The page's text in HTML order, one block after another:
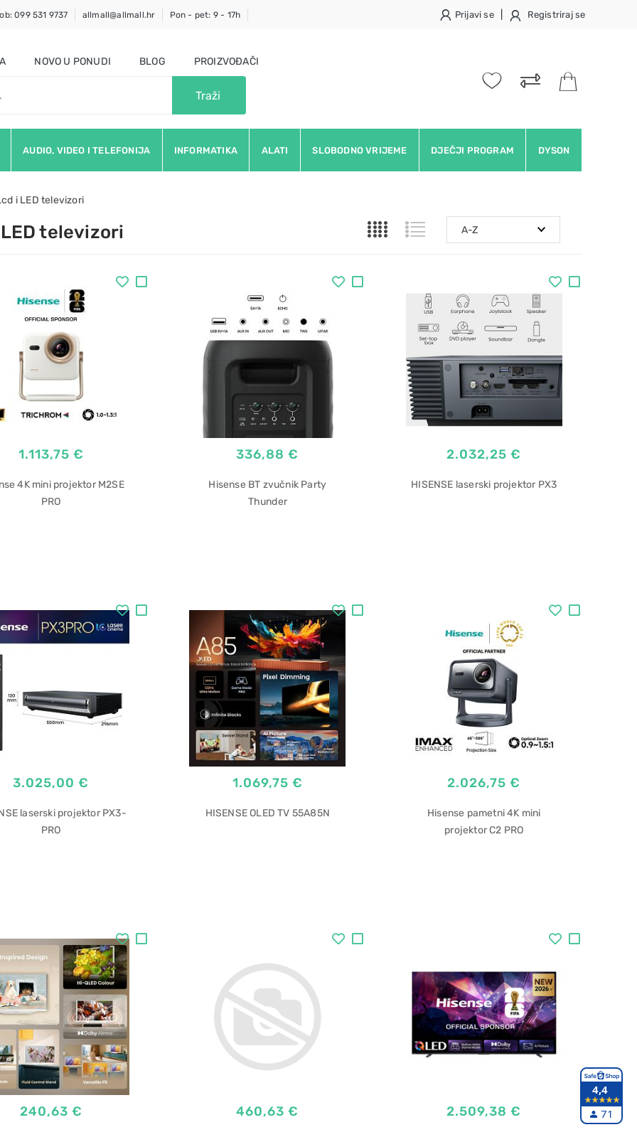
099 531 9737 allmall@allmall.hr Pon - pet: 9 - 17h Prijavi se Registriraj se
NOVO U PONUDI BLOG PROIZVOĐAČI
Traži
AUDIO, VIDEO I TELEFONIJA INFORMATIKA ALATI SLOBODNO VRIJEME DJEČJI PROGRAM DYSON
i LED televizori
televizori
1.113,75 €
4K mini projektor M2SE
PRO
336,88 €
Hisense BT zvučnik Party
Thunder
2.032,25 €
HISENSE laserski projektor PX3
3.025,00 €
laserski projektor PX3-
PRO
1.069,75 €
HISENSE OLED TV 55A85N
2.026,75 €
Hisense pametni 4K mini
projektor C2 PRO
240,63 € 460,63 € 2.509,38 €
4,4
71